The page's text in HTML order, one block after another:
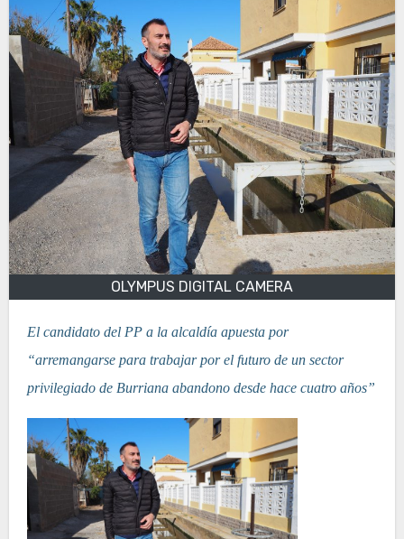
OLYMPUS DIGITAL CAMERA
El candidato del PP a la alcaldía apuesta por
“arremangarse para trabajar por el futuro de un sector
privilegiado de Burriana abandono desde hace cuatro años”